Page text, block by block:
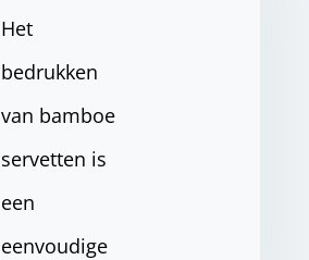
Het
bedrukken
van bamboe
servetten is
een
eenvoudige